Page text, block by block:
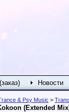
Новости
& Psy Music >
(Extended